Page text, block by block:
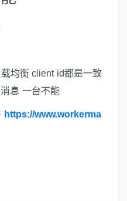
均衡 client id都是一致
息 一台不能
https://www.workerma